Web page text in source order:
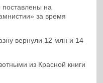
поставлены на
за время
вернули 12 млн и 14
из Красной книги